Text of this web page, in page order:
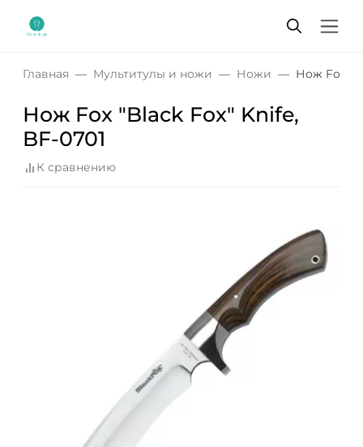
Главная Мультитулы и ножи Ножи Нож Fox
Нож Fox "Black Fox" Knife,
BF-0701
К сравнению